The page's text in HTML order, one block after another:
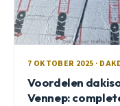
7 OKTOBER 2025 ·
Voordelen
Vennep: